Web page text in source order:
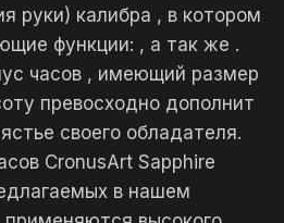
руки) калибра , в котором
функции: , а так же .
часов , имеющий размер
превосходно дополнит
своего обладателя.
CronusArt Sapphire
в нашем